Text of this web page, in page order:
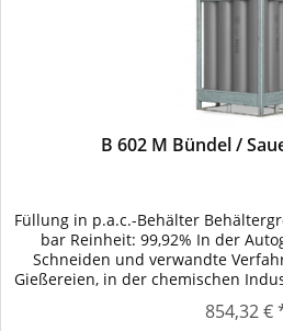
B 602 M Bündel /
Füllung in p.a.c.-Behälter
bar Reinheit: 99,92% In der
Schneiden und verwandte
Gießereien, in der chemischen
in der Papierindustrie zum
Laserbrennschneiden für854,32 €